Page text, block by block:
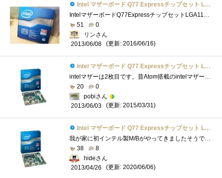
Intel マザーボード Q77 Expressチップセット LGA1155 BOXDQ77MK 【Micro-ATX】
IntelマザーボードQ77ExpressチップセットLGA1155BOXDQ77MK 「『インテル(R)Core(TM)vPro(TM)プロセッサー・ファミリー』の謎を解き明かせ！」 レビュー用に�...
51
0
リンさん
2013/06/08
(更新: 2016/06/16)
Intel マザーボード Q77 Expressチップセット LGA1155 BOXDQ77MK 【Micro-ATX】
intelマザーは2枚目です。昔Atom搭載のintelマザーを使っていましたがBIOSがじゃじゃ馬で大変でした。 今回運よくレビューに当選しこのマザーボー�...
20
0
pobiさん
2013/06/03
(更新: 2015/03/31)
Intel マザーボード Q77 Expressチップセット LGA1155 BOXDQ77MK 【Micro-ATX】
我が家に初インテル製M/Bがやってきましたそうです、プレミアムレビューに選出されたからです今思うと、これだけ作っていながら、なぜ1台もイ�...
38
8
hideさん
2013/04/26
(更新: 2020/06/06)